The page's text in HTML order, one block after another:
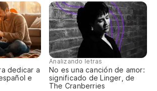
dedicar a
e
Analizando letras
No es una canción de amor:
significado de Linger, de
The Cranberries